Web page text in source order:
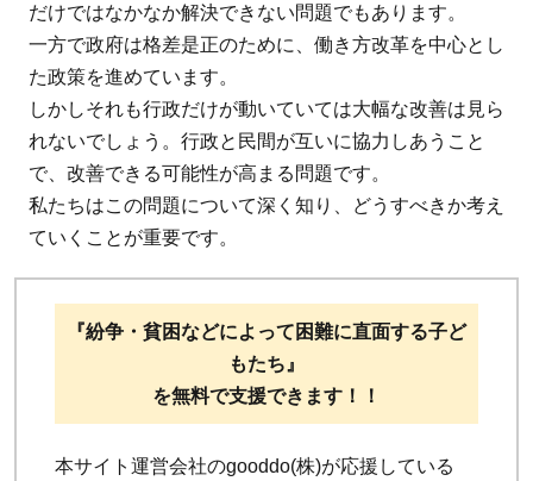
だけではなかなか解決できない問題でもあります。
一方で政府は格差是正のために、働き方改革を中心とし
た政策を進めています。
しかしそれも行政だけが動いていては大幅な改善は見ら
れないでしょう。行政と民間が互いに協力しあうこと
で、改善できる可能性が高まる問題です。
私たちはこの問題について深く知り、どうすべきか考え
ていくことが重要です。
『紛争・貧困などによって困難に直面する子ど
もたち』
を無料で支援できます！！
本サイト運営会社のgooddo(株)が応援している